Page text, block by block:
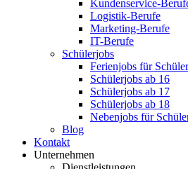
Kundenservice-
Logistik-Berufe
Marketing-Berufe
IT-Berufe
Schülerjobs
Ferienjobs für Schüler
Schülerjobs ab 16
Schülerjobs ab 17
Schülerjobs ab 18
Nebenjobs für
Blog
Kontakt
Unternehmen